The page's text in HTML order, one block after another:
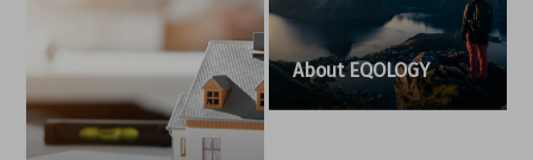
CRM for små
bedrifter: